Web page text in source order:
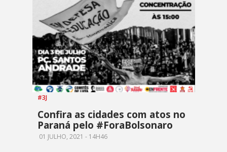
#3J
Confira as cidades com atos no
Paraná pelo #ForaBolsonaro
01 JULHO, 2021 - 14H46